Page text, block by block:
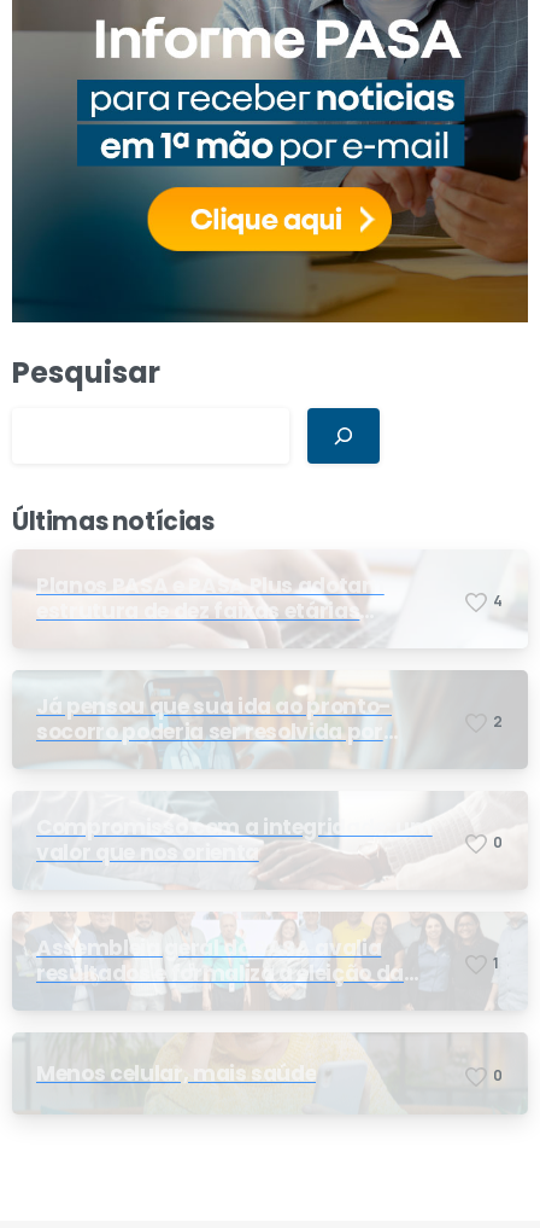
Pesquisar
Últimas notícias
Planos PASA e PASA Plus adotam
estrutura de dez faixas etárias
conforme exigência da ANS e do STF
4
Já pensou que sua ida ao pronto-
socorro poderia ser resolvida por
telemedicina?
2
Compromisso com a integridade: um
valor que nos orienta
0
Assembleia geral do PASA avalia
resultados e formaliza a eleição da
nova conselheira
1
Menos celular, mais saúde 0